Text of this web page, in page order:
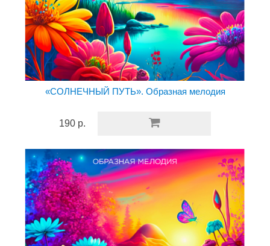
«СОЛНЕЧНЫЙ ПУТЬ». Образная мелодия
190 р.